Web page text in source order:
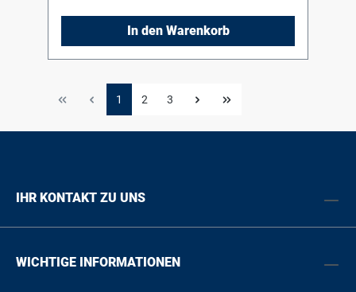
In den Warenkorb
1 2 3
IHR KONTAKT ZU UNS
WICHTIGE INFORMATIONEN